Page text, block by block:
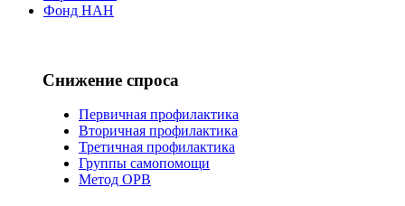
Фонд НАН
Снижение спроса
Первичная профилактика
Вторичная профилактика
Третичная профилактика
Группы самопомощи
Метод ОРВ